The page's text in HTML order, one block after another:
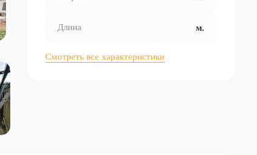
Смотреть все характеристики